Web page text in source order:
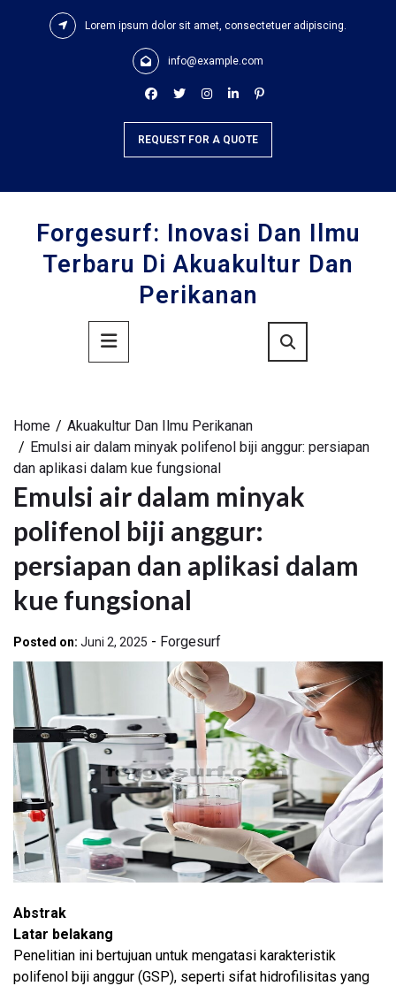
Lorem ipsum dolor sit amet, consectetuer adipiscing.
info@example.com
REQUEST FOR A QUOTE
Forgesurf: Inovasi Dan Ilmu
Terbaru Di Akuakultur Dan
Perikanan
Primary
Menu
Home
Akuakultur Dan Ilmu Perikanan
Emulsi air dalam minyak polifenol biji anggur: persiapan
dan aplikasi dalam kue fungsional
Emulsi air dalam minyak
polifenol biji anggur:
persiapan dan aplikasi dalam
kue fungsional
Posted on: Juni 2, 2025 - Forgesurf
Abstrak
Latar belakang
Penelitian ini bertujuan untuk mengatasi karakteristik
polifenol biji anggur (GSP), seperti sifat hidrofilisitas yang